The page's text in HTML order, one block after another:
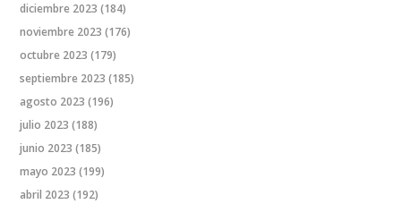
diciembre 2023 (184)
noviembre 2023 (176)
octubre 2023 (179)
septiembre 2023 (185)
agosto 2023 (196)
julio 2023 (188)
junio 2023 (185)
mayo 2023 (199)
abril 2023 (192)